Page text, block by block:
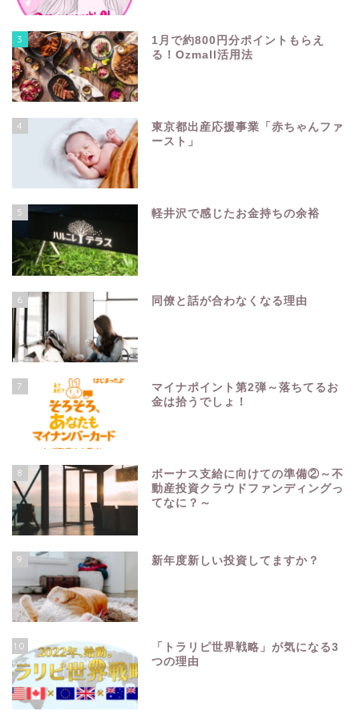
3
1月で約800円分ポイントもらえ
る！Ozmall活用法
4
東京都出産応援事業「赤ちゃんファ
ースト」
5 軽井沢で感じたお金持ちの余裕
6 同僚と話が合わなくなる理由
7
マイナポイント第2弾～落ちてるお
金は拾うでしょ！
8
ボーナス支給に向けての準備②～不
動産投資クラウドファンディングっ
てなに？～
9 新年度新しい投資してますか？
10
「トラリピ世界戦略」が気になる3
つの理由